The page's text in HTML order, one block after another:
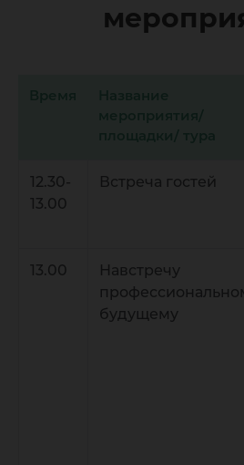
12.30-
13.00
Встреча гостей
13.00
Навстречу
будущему